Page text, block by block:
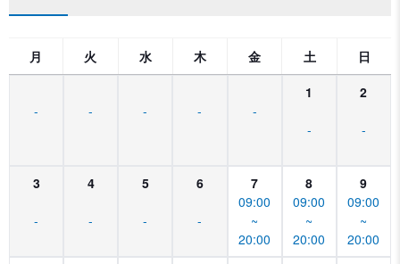
月 火 水 木 金 土 日
- - - - -
1
-
2
-
3
-
4
-
5
-
6
-
7
09:00
~
20:00
8
09:00
~
20:00
9
09:00
~
20:00